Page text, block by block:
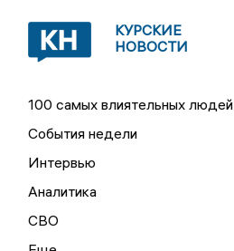
КУРСКИЕ
НОВОСТИ
100 самых влиятельных людей
События недели
Интервью
Аналитика
СВО